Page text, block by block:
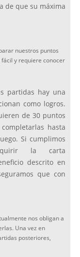
de que su máxima
nuestros puntos
y requiere conocer
partidas hay una
como logros.
de 30 puntos
hasta
Si cumplimos
la carta
descrito en
que con
nos obligan a
Una vez en
posteriores,